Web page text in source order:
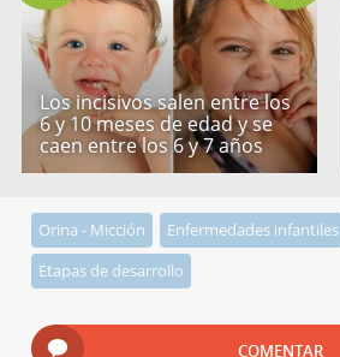
Los incisivos salen entre los
6 y 10 meses de edad y se
caen entre los 6 y 7 años
Orina - Micción
Enfermedades infantiles
Etapas de desarrollo
COMENTAR